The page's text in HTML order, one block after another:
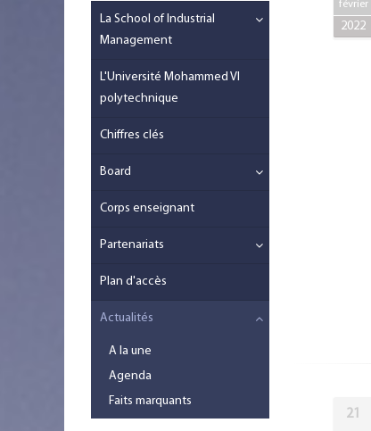
février
2022
21
La School of Industrial
Management
L'Université Mohammed VI
polytechnique
Chiffres clés
Board
Corps enseignant
Partenariats
Plan d'accès
Actualités
A la une
Agenda
Faits marquants